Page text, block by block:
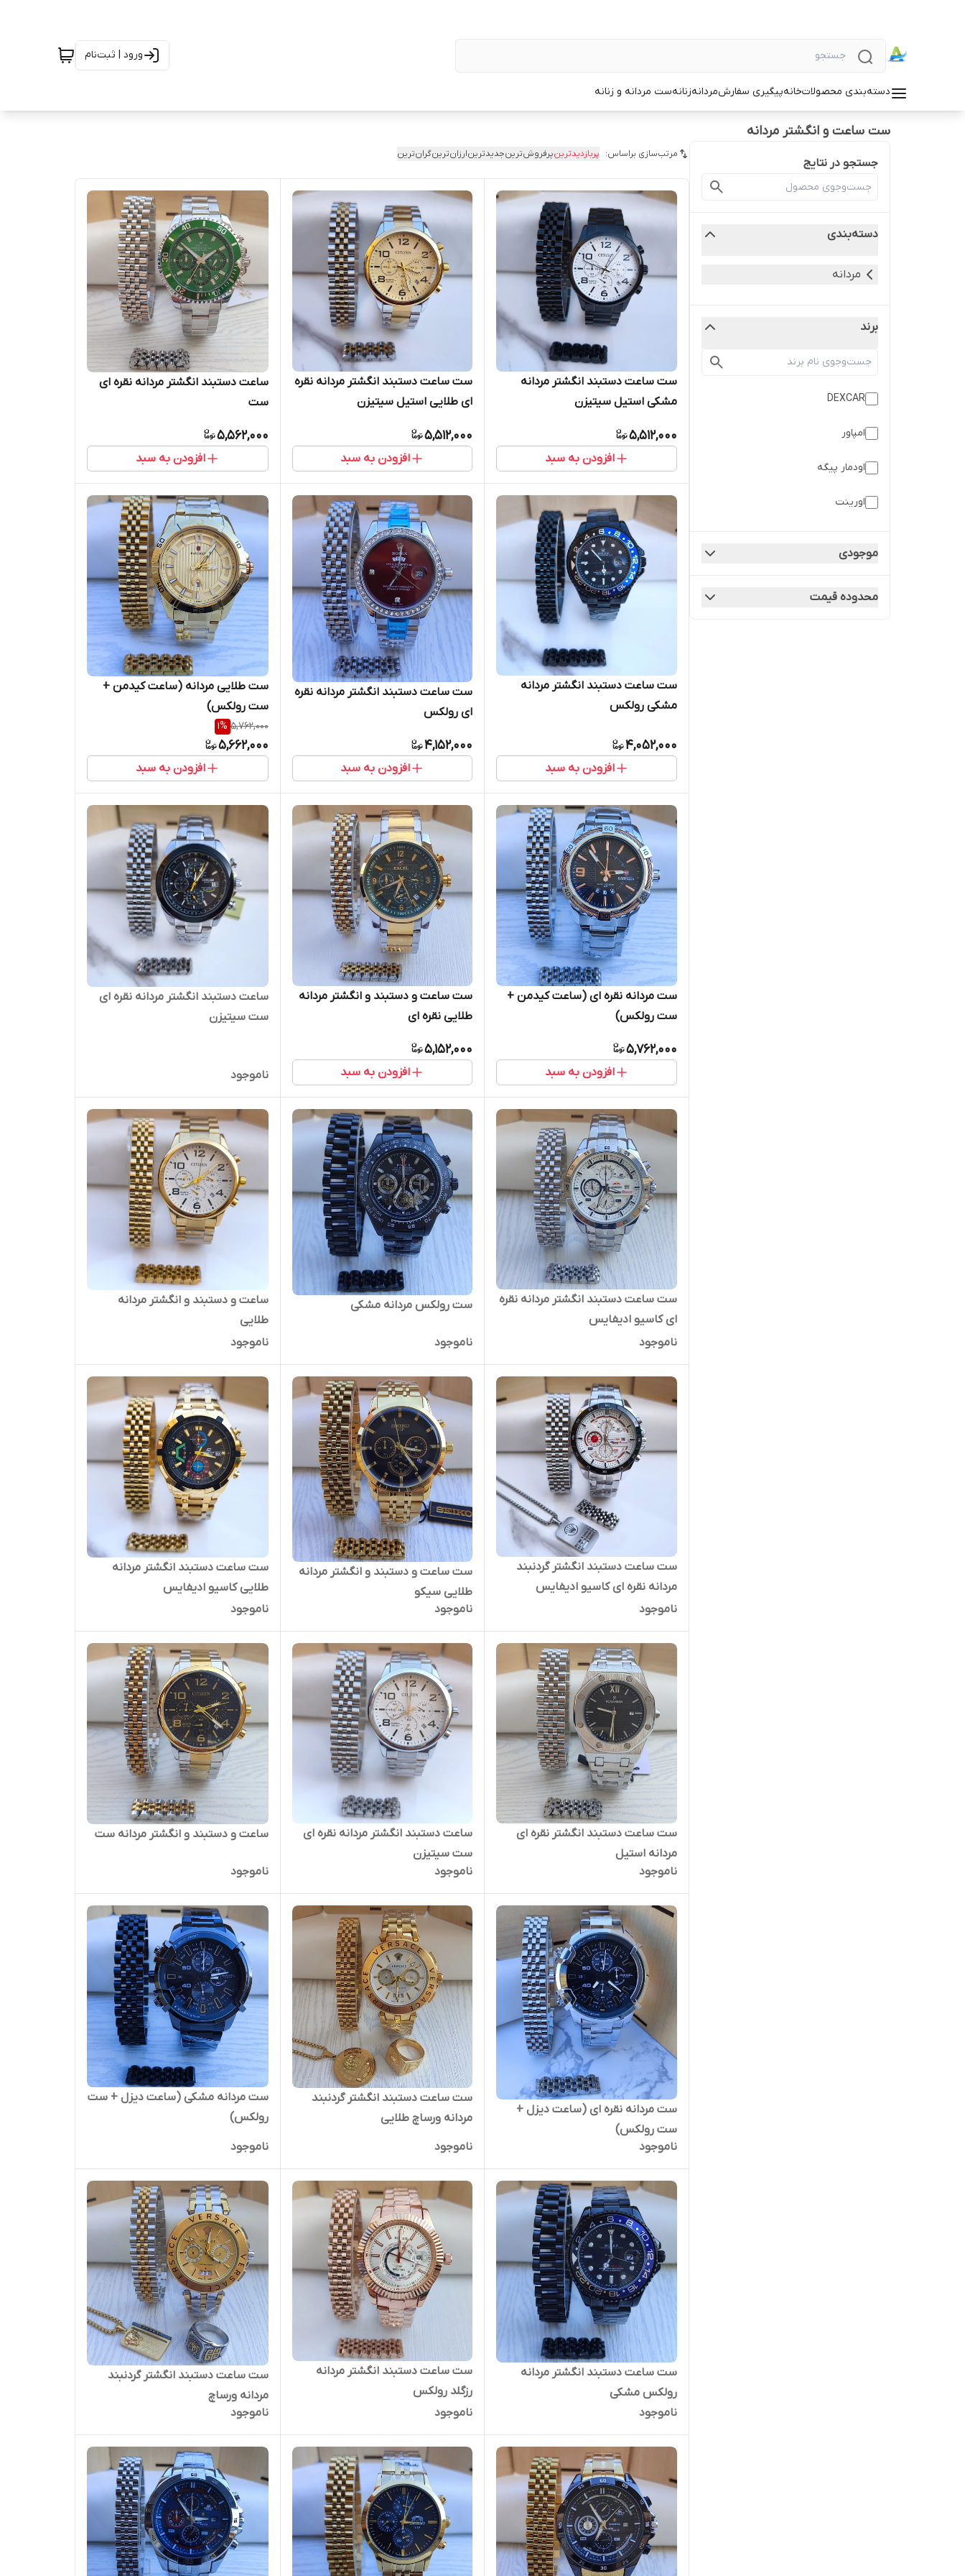
ورود | ثبت‌نام
دسته‌بندی محصولاتخانهپیگیری سفارشمردانهزنانهست مردانه و زنانه
ست ساعت و انگشتر مردانه
جستجو در نتایج
دسته‌بندی
مردانه
برند
DEXCAR
امپاور
اودمار پیگه
اورینت
رومانسون
موجودی
محدوده قیمت
مرتب‌سازی براساس: پربازدیدترینپرفروش‌ترینجدیدترینارزان‌ترینگران‌ترین
ست ساعت دستبند انگشتر مردانه
مشکی استیل سیتیزن
5,512,000
افزودن به سبد
ست ساعت دستبند انگشتر مردانه نقره
ای طلایی استیل سیتیزن
5,512,000
افزودن به سبد
ساعت دستبند انگشتر مردانه نقره ای
ست
5,562,000
افزودن به سبد
ست ساعت دستبند انگشتر مردانه
مشکی رولکس
4,052,000
افزودن به سبد
ست ساعت دستبند انگشتر مردانه نقره
ای رولکس
4,152,000
افزودن به سبد
ست طلایی مردانه (ساعت کیدمن +
ست رولکس)
5,762,000
1%
5,662,000
افزودن به سبد
ست مردانه نقره ای (ساعت کیدمن +
ست رولکس)
5,762,000
افزودن به سبد
ست ساعت و دستبند و انگشتر مردانه
طلایی نقره ای
5,152,000
افزودن به سبد
ساعت دستبند انگشتر مردانه نقره ای
ست سیتیزن
ناموجود
ست ساعت دستبند انگشتر مردانه نقره
ای کاسیو ادیفایس
ناموجود
ست رولکس مردانه مشکی
ناموجود
ساعت و دستبند و انگشتر مردانه
طلایی
ناموجود
ست ساعت دستبند انگشتر گردنبند
مردانه نقره ای کاسیو ادیفایس
ناموجود
ست ساعت و دستبند و انگشتر مردانه
طلایی سیکو
ناموجود
ست ساعت دستبند انگشتر مردانه
طلایی کاسیو ادیفایس
ناموجود
ست ساعت دستبند انگشتر نقره ای
مردانه استیل
ناموجود
ساعت دستبند انگشتر مردانه نقره ای
ست سیتیزن
ناموجود
ساعت و دستبند و انگشتر مردانه ست
ناموجود
ست مردانه نقره ای (ساعت دیزل +
ست رولکس)
ناموجود
ست ساعت دستبند انگشتر گردنبند
مردانه ورساچ طلایی
ناموجود
ست مردانه مشکی (ساعت دیزل + ست
رولکس)
ناموجود
ست ساعت دستبند انگشتر مردانه
رولکس مشکی
ناموجود
ست ساعت دستبند انگشتر مردانه
رزگلد رولکس
ناموجود
ست ساعت دستبند انگشتر گردنبند
مردانه ورساچ
ناموجود